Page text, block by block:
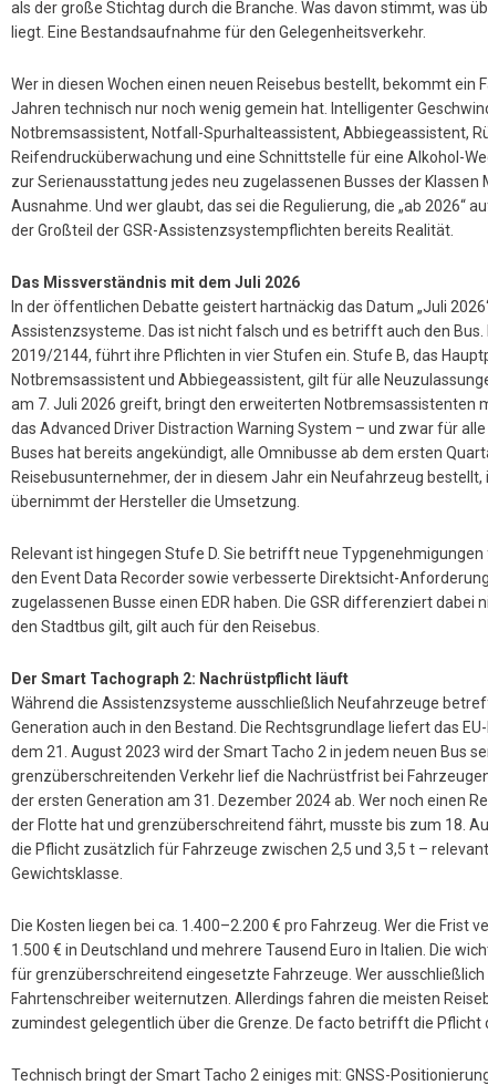
als der große Stichtag durch die Branche. Was davon stimmt, was
liegt. Eine Bestandsaufnahme für den Gelegenheitsverkehr.
Wer in diesen Wochen einen neuen Reisebus bestellt, bekommt ein
Jahren technisch nur noch wenig gemein hat. Intelligenter
Notbremsassistent, Notfall-Spurhalteassistent, Abbiegeassistent,
Reifendrucküberwachung und eine Schnittstelle für eine Alkohol-
zur Serienausstattung jedes neu zugelassenen Busses der Klassen
Ausnahme. Und wer glaubt, das sei die Regulierung, die „ab 2026“
der Großteil der GSR-Assistenzsystempflichten bereits Realität.
Das Missverständnis mit dem Juli 2026
In der öffentlichen Debatte geistert hartnäckig das Datum „Juli
Assistenzsysteme. Das ist nicht falsch und es betrifft auch den
2019/2144, führt ihre Pflichten in vier Stufen ein. Stufe B, das
Notbremsassistent und Abbiegeassistent, gilt für alle
am 7. Juli 2026 greift, bringt den erweiterten Notbremsassistenten
das Advanced Driver Distraction Warning System – und zwar für
Buses hat bereits angekündigt, alle Omnibusse ab dem ersten
Reisebusunternehmer, der in diesem Jahr ein Neufahrzeug
übernimmt der Hersteller die Umsetzung.
Relevant ist hingegen Stufe D. Sie betrifft neue
den Event Data Recorder sowie verbesserte Direktsicht-
zugelassenen Busse einen EDR haben. Die GSR differenziert dabei
den Stadtbus gilt, gilt auch für den Reisebus.
Der Smart Tachograph 2: Nachrüstpflicht läuft
Während die Assistenzsysteme ausschließlich Neufahrzeuge
Generation auch in den Bestand. Die Rechtsgrundlage liefert das
dem 21. August 2023 wird der Smart Tacho 2 in jedem neuen Bus
grenzüberschreitenden Verkehr lief die Nachrüstfrist bei
der ersten Generation am 31. Dezember 2024 ab. Wer noch einen
der Flotte hat und grenzüberschreitend fährt, musste bis zum 18.
die Pflicht zusätzlich für Fahrzeuge zwischen 2,5 und 3,5 t –
Gewichtsklasse.
Die Kosten liegen bei ca. 1.400–2.200 € pro Fahrzeug. Wer die Frist
1.500 € in Deutschland und mehrere Tausend Euro in Italien. Die
für grenzüberschreitend eingesetzte Fahrzeuge. Wer
Fahrtenschreiber weiternutzen. Allerdings fahren die meisten
zumindest gelegentlich über die Grenze. De facto betrifft die Pflicht
Technisch bringt der Smart Tacho 2 einiges mit: GNSS-